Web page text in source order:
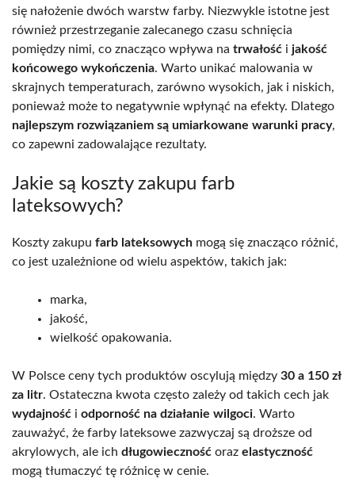
się nałożenie dwóch warstw farby. Niezwykle istotne jest
również przestrzeganie zalecanego czasu schnięcia
pomiędzy nimi, co znacząco wpływa na trwałość i jakość
końcowego wykończenia. Warto unikać malowania w
skrajnych temperaturach, zarówno wysokich, jak i niskich,
ponieważ może to negatywnie wpłynąć na efekty. Dlatego
najlepszym rozwiązaniem są umiarkowane warunki pracy,
co zapewni zadowalające rezultaty.
Jakie są koszty zakupu farb
lateksowych?
Koszty zakupu farb lateksowych mogą się znacząco różnić,
co jest uzależnione od wielu aspektów, takich jak:
marka,
jakość,
wielkość opakowania.
W Polsce ceny tych produktów oscylują między 30 a 150 zł
za litr. Ostateczna kwota często zależy od takich cech jak
wydajność i odporność na działanie wilgoci. Warto
zauważyć, że farby lateksowe zazwyczaj są droższe od
akrylowych, ale ich długowieczność oraz elastyczność
mogą tłumaczyć tę różnicę w cenie.